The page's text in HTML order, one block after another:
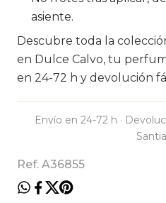
asiente.
Descubre toda la
en Dulce Calvo, tu
en 24-72 h y devolución
Envío en 24-72 h ·
Ref. A36855